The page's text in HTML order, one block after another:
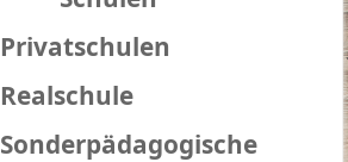
Privatschulen
Realschule
Sonderpädagogische